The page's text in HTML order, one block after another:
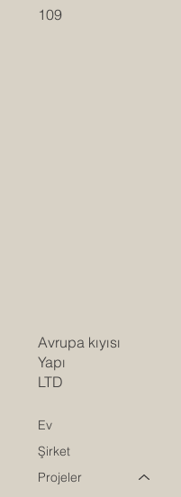
109
Avrupa kıyısı
Yapı
LTD
Ev
Şirket
Projeler